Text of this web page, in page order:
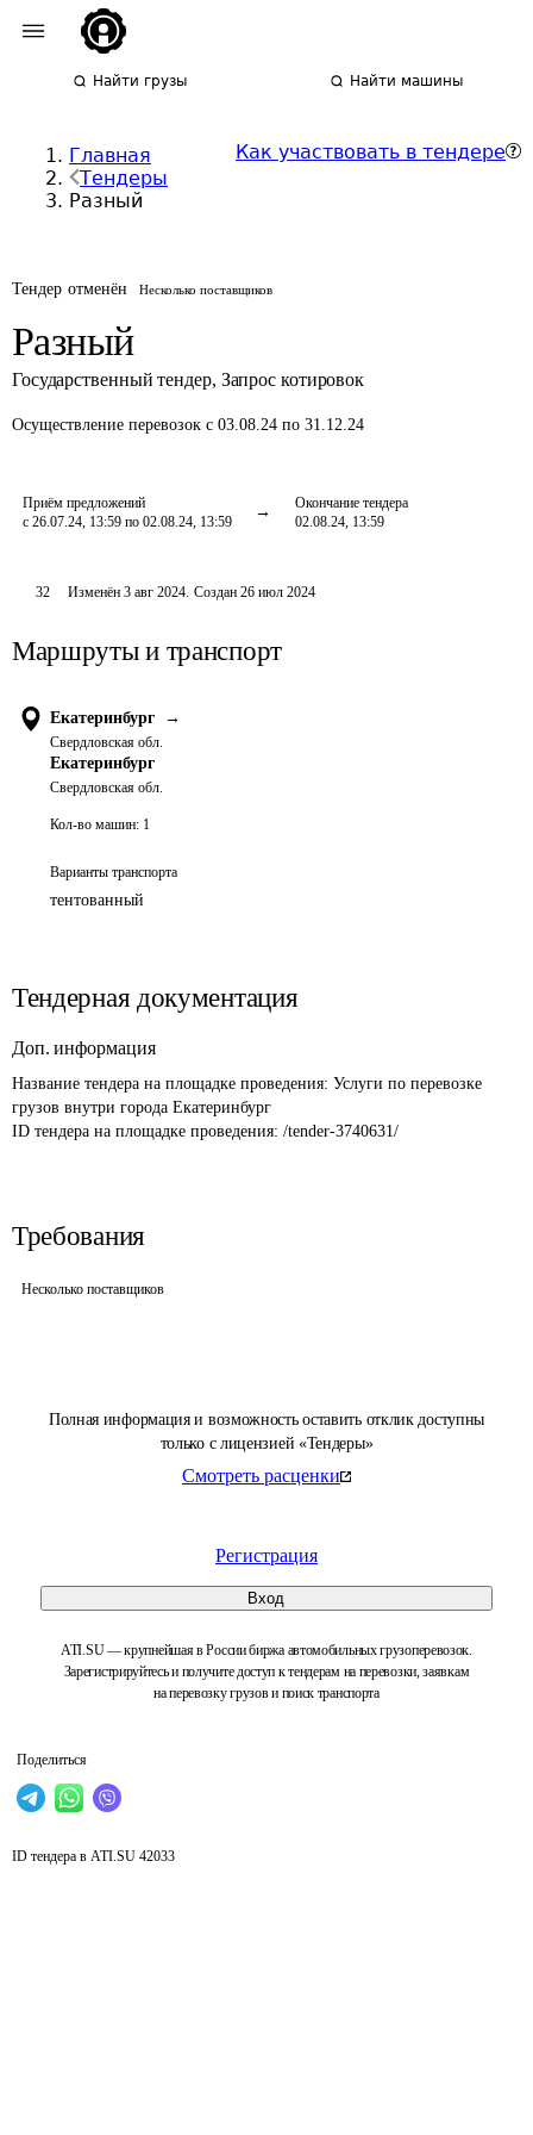
Найти грузы Найти машины
Главная
Тендеры
Разный
Как участвовать в тендере
Тендер отменён Несколько поставщиков
Разный
Государственный тендер, Запрос котировок
Осуществление перевозок с 03.08.24 по 31.12.24
Приём предложений
с 26.07.24, 13:59 по 02.08.24, 13:59
Окончание тендера
02.08.24, 13:59
Полная информация и возможность оставить отклик доступны
только с лицензией «Тендеры»
Смотреть расценки
Регистрация
Вход
ATI.SU — крупнейшая в России биржа автомобильных грузоперевозок.
Зарегистрируйтесь и получите доступ к тендерам на перевозки, заявкам
на перевозку грузов и поиск транспорта
Поделиться
32 Изменён3 авг 2024. Создан 26 июл 2024
Маршруты и транспорт
Екатеринбург →
Свердловская обл.
Екатеринбург
Свердловская обл.
Кол-во машин: 1
Варианты транспорта
тентованный
Тендерная документация
Доп. информация
Название тендера на площадке проведения: Услуги по перевозке
грузов внутри города Екатеринбург
ID тендера на площадке проведения: /tender-3740631/
Требования
Несколько поставщиков
ID тендера в ATI.SU 42033